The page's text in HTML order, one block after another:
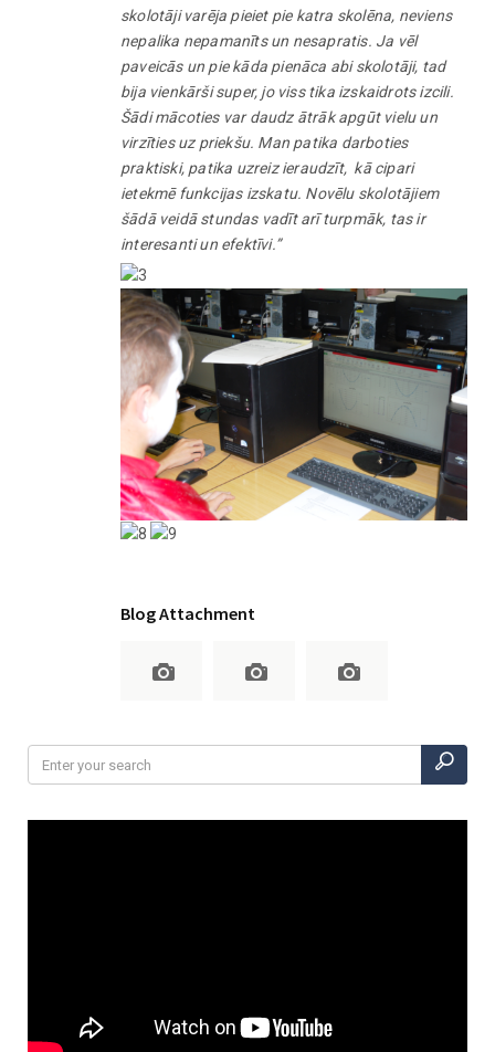
skolotāji varēja pieiet pie katra skolēna, neviens
nepalika nepamanīts un nesapratis. Ja vēl
paveicās un pie kāda pienāca abi skolotāji, tad
bija vienkārši super, jo viss tika izskaidrots izcili.
Šādi mācoties var daudz ātrāk apgūt vielu un
virzīties uz priekšu. Man patika darboties
praktiski, patika uzreiz ieraudzīt, kā cipari
ietekmē funkcijas izskatu. Novēlu skolotājiem
šādā veidā stundas vadīt arī turpmāk, tas ir
interesanti un efektīvi.”
Blog Attachment